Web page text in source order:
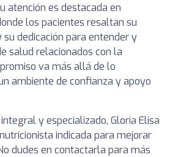
atención es destacada en
los pacientes resaltan su
dedicación para entender y
salud relacionados con la
va más allá de lo
ambiente de confianza y apoyo
y especializado, Gloria Elisa
indicada para mejorar
dudes en contactarla para más